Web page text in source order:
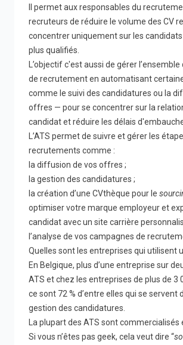
Il permet aux responsables du
recruteurs de réduire le volume des CV
concentrer uniquement sur les candidats
plus qualifiés.
L’objectif c'est aussi de gérer
de recrutement en automatisant
comme le suivi des candidatures ou la
offres — pour se concentrer sur la
candidat et réduire les délais
L’ATS permet de suivre et gérer les
recrutements comme :
la diffusion de vos offres ;
la gestion des candidatures ;
la création d’une CVthèque pour le
optimiser votre marque employeur et
candidat avec un site carrière
l’analyse de vos campagnes de
Quelles sont les entreprises qui utilisent
En Belgique, plus d’une entreprise sur
ATS et chez les entreprises de plus de 3
ce sont 72 % d’entre elles qui se servent
gestion des candidatures.
La plupart des ATS sont commercialisés
Si vous n’êtes pas geek, cela veut dire “